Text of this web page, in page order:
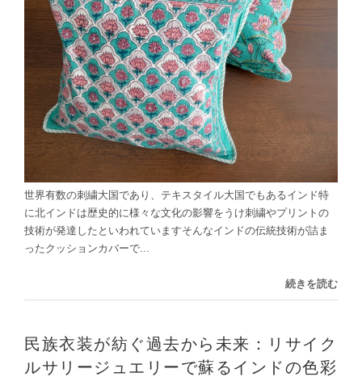
世界有数の刺繍大国であり、テキスタイル大国でもあるインド特
に北インドは歴史的に様々な文化の影響をうけ刺繍やプリントの
技術が発達したといわれていますそんなインドの伝統技術が詰ま
ったクッションカバーで...
続きを読む
民族衣装が紡ぐ過去から未来：リサイク
ルサリージュエリーで蘇るインドの色彩